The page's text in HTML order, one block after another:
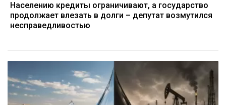
Населению кредиты ограничивают, а государство
продолжает влезать в долги – депутат возмутился
несправедливостью